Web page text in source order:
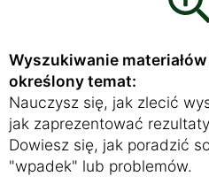
Wyszukiwanie
określony temat:
Nauczysz się, jak zlecić
jak zaprezentować
Dowiesz się, jak poradzić
"wpadek" lub problemów.